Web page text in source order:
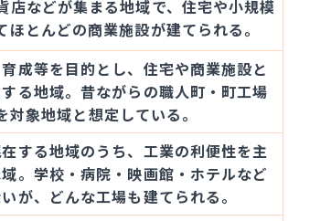
店などが集まる地域で、住宅や小規模
ほとんどの商業施設が建てられる。
成等を目的とし、住宅や商業施設と
る地域。昔ながらの職人町・町工場
対象地域と想定している。
する地域のうち、工業の利便性を主
。学校・病院・映画館・ホテルなど
が、どんな工場も建てられる。